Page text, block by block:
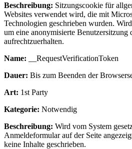
Beschreibung: Sitzungscookie für
Websites verwendet wird, die mit
Technologien geschrieben wurden.
um eine anonymisierte Benutzersitzung
aufrechtzuerhalten.
Name: __RequestVerificationToken
Dauer: Bis zum Beenden der
Art: 1st Party
Kategorie: Notwendig
Beschreibung: Wird vom System
Anmeldeformular auf der Seite
keine Inhalte geschrieben.